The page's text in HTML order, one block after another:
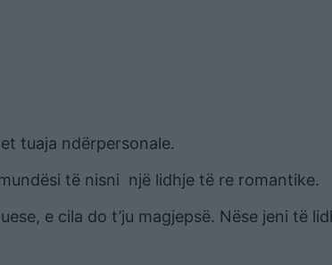
tuaja ndërpersonale.
të nisni një lidhje të re romantike.
e cila do t’ju magjepsë. Nëse jeni të